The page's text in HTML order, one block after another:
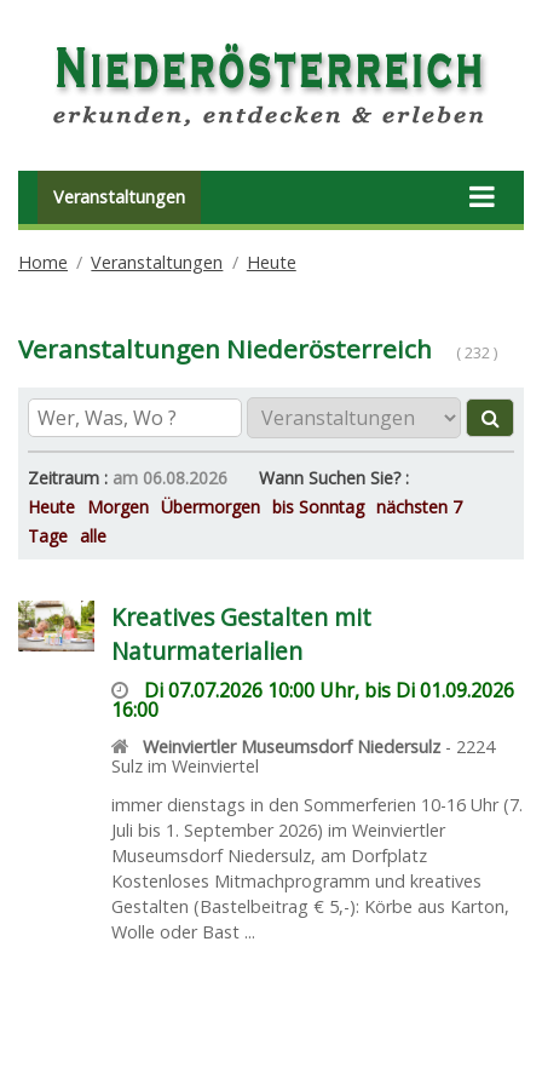
Veranstaltungen
Home Veranstaltungen Heute
Veranstaltungen Niederösterreich ( 232 )
Zeitraum : am 06.08.2026
Wann Suchen Sie? :
Heute Morgen Übermorgen bis Sonntag nächsten 7
Tage alle
Kreatives Gestalten mit
Naturmaterialien
Di 07.07.2026 10:00 Uhr, bis Di 01.09.2026
16:00
Weinviertler Museumsdorf Niedersulz- 2224
Sulz im Weinviertel
immer dienstags in den Sommerferien 10-16 Uhr (7.
Juli bis 1. September 2026) im Weinviertler
Museumsdorf Niedersulz, am Dorfplatz
Kostenloses Mitmachprogramm und kreatives
Gestalten (Bastelbeitrag € 5,-): Körbe aus Karton,
Wolle oder Bast ...